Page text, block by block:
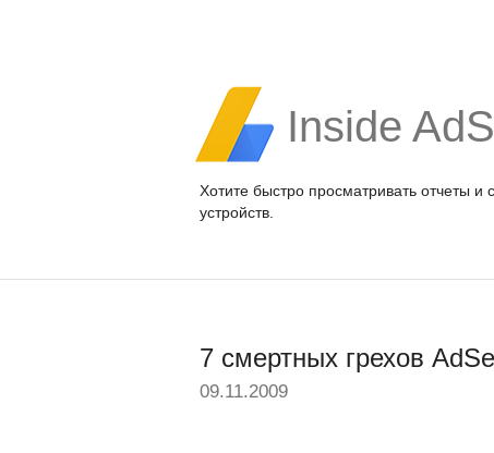
Inside
Хотите быстро просматривать отчеты
устройств.
7 смертных грехов
09.11.2009